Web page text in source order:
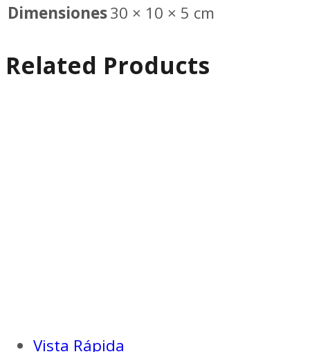
Dimensiones30 × 10 × 5 cm
Related Products
Vista Rápida